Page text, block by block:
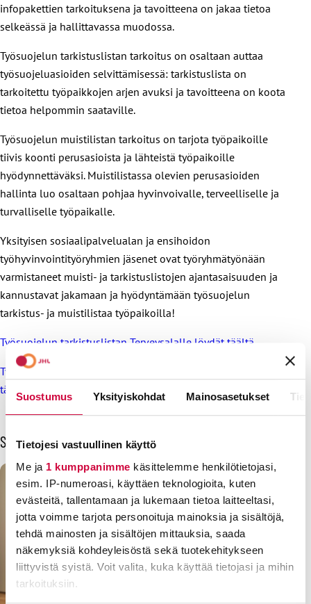
Suostumus Yksityiskohdat Mainosasetukset
Tietojesi vastuullinen käyttö
Me ja 1 kumppanimme käsittelemme henkilötietojasi,
esim. IP-numeroasi, käyttäen teknologioita, kuten
evästeitä, tallentamaan ja lukemaan tietoa laitteeltasi,
jotta voimme tarjota personoituja mainoksia ja sisältöjä,
tehdä mainosten ja sisältöjen mittauksia, saada
näkemyksiä kohdeyleisöstä sekä tuotekehitykseen
liittyvistä syistä. Voit valita, kuka käyttää tietojasi ja mihin
tarkoituksiin.
infopakettien tarkoituksena ja tavoitteena on jakaa tietoa
selkeässä ja hallittavassa muodossa.
Työsuojelun tarkistuslistan tarkoitus on osaltaan auttaa
työsuojeluasioiden selvittämisessä: tarkistuslista on
tarkoitettu työpaikkojen arjen avuksi ja tavoitteena on koota
tietoa helpommin saataville.
Työsuojelun muistilistan tarkoitus on tarjota työpaikoille
tiivis koonti perusasioista ja lähteistä työpaikoille
hyödynnettäväksi. Muistilistassa olevien perusasioiden
hallinta luo osaltaan pohjaa hyvinvoivalle, terveelliselle ja
turvalliselle työpaikalle.
Yksityisen sosiaalipalvelualan ja ensihoidon
työhyvinvointityöryhmien jäsenet ovat työryhmätyönään
varmistaneet muisti- ja tarkistuslistojen ajantasaisuuden ja
kannustavat jakamaan ja hyödyntämään työsuojelun
tarkistus- ja muistilistaa työpaikoilla!
Työsuojelun tarkistuslistan Terveysalalle löydät täältä.
Työsuojelun tarkistuslistan yksityiselle sosiaalialalle löydät
täältä.
Sinua voisi kiinnostaa myös